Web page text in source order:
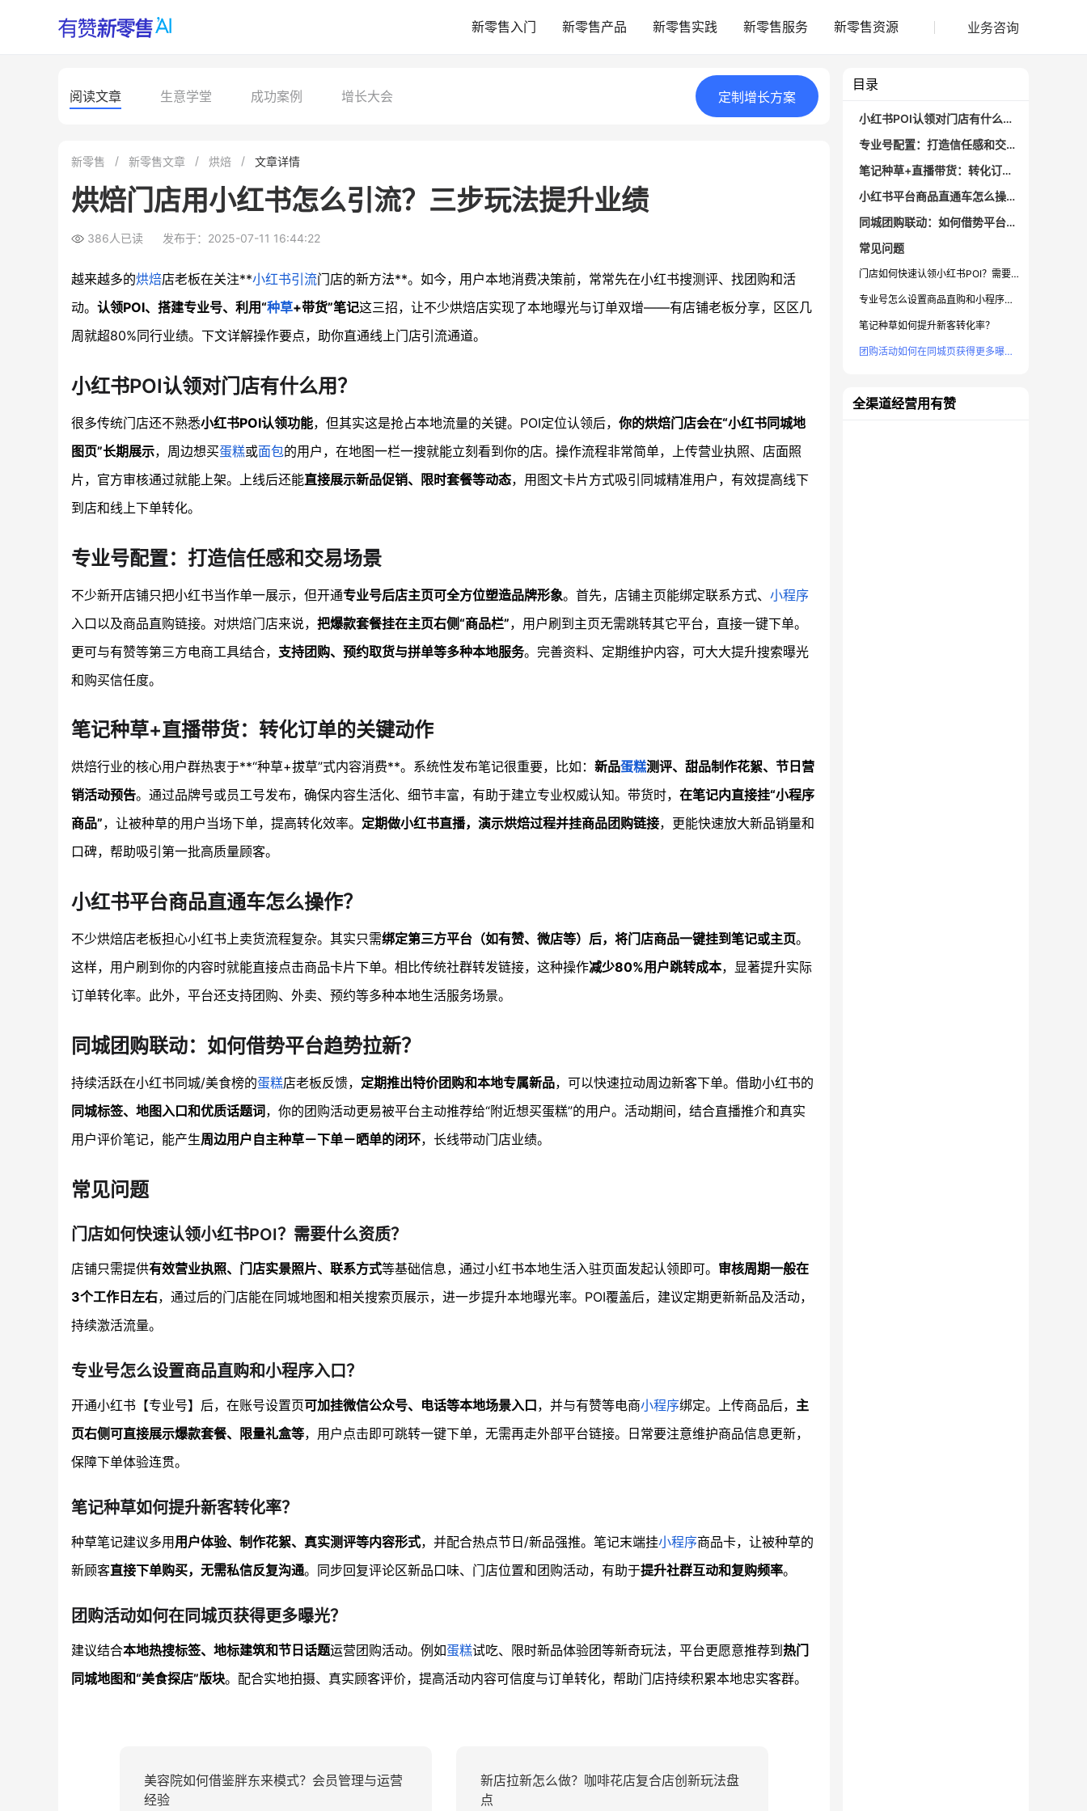
新零售入门 新零售产品 新零售实践 新零售服务 新零售资源 业务咨询
阅读文章 生意学堂 成功案例 增长大会 定制 增长方案
新零售 新零售文章 烘焙 文章详情
烘焙门店用小红书怎么引流？三步玩法提升业绩
386人已读 发布于：2025-07-11 16:44:22
越来越多的烘焙店老板在关注**小红书引流门店的新方法**。如今，用户本地消费决策前，常常先在小红书搜测评、找团购和活
动。 认领POI、搭建专业号、利用“种草+带货”笔记这三招，让不少烘焙店实现了本地曝光与订单双增——有店铺老板分享，区区几
周就超80%同行业绩。下文详解操作要点，助你直通线上门店引流通道。
小红书POI认领对门店有什么用？
很多传统门店还不熟悉小红书POI认领功能，但其实这是抢占本地流量的关键。POI定位认领后， 你的烘焙门店会在“小红书同城地
图页”长期展示，周边想买蛋糕或面包的用户，在地图一栏一搜就能立刻看到你的店。操作流程非常简单，上传营业执照、店面照
片，官方审核通过就能上架。上线后还能直接展示新品促销、限时套餐等动态，用图文卡片方式吸引同城精准用户，有效提高线下
到店和线上下单转化。
专业号配置：打造信任感和交易场景
不少新开店铺只把小红书当作单一展示，但开通专业号后店主页可全方位塑造品牌形象。首先，店铺主页能绑定联系方式、 小程序
入口以及商品直购链接。对烘焙门店来说， 把爆款套餐挂在主页右侧“商品栏”，用户刷到主页无需跳转其它平台，直接一键下单。
更可与有赞等第三方电商工具结合， 支持团购、预约取货与拼单等多种本地服务。完善资料、定期维护内容，可大大提升搜索曝光
和购买信任度。
笔记种草+直播带货：转化订单的关键动作
烘焙行业的核心用户群热衷于**“种草+拔草”式内容消费**。系统性发布笔记很重要，比如： 新品蛋糕测评、甜品制作花絮、节日营
销活动预告。通过品牌号或员工号发布，确保内容生活化、细节丰富，有助于建立专业权威认知。带货时， 在笔记内直接挂“小程序
商品”，让被种草的用户当场下单，提高转化效率。 定期做小红书直播，演示烘焙过程并挂商品团购链接，更能快速放大新品销量和
口碑，帮助吸引第一批高质量顾客。
小红书平台商品直通车怎么操作？
不少烘焙店老板担心小红书上卖货流程复杂。其实只需绑定第三方平台（如有赞、微店等）后，将门店商品一键挂到笔记或主页。
这样，用户刷到你的内容时就能直接点击商品卡片下单。相比传统社群转发链接，这种操作减少80%用户跳转成本，显著提升实际
订单转化率。此外，平台还支持团购、外卖、预约等多种本地生活服务场景。
同城团购联动：如何借势平台趋势拉新？
持续活跃在小红书同城/美食榜的蛋糕店老板反馈， 定期推出特价团购和本地专属新品，可以快速拉动周边新客下单。借助小红书的
同城标签、地图入口和优质话题词，你的团购活动更易被平台主动推荐给“附近想买蛋糕”的用户。活动期间，结合直播推介和真实
用户评价笔记，能产生周边用户自主种草－下单－晒单的闭环，长线带动门店业绩。
常见问题
门店如何快速认领小红书POI？需要什么资质？
店铺只需提供有效营业执照、门店实景照片、联系方式等基础信息，通过小红书本地生活入驻页面发起认领即可。 审核周期一般在
3个工作日左右，通过后的门店能在同城地图和相关搜索页展示，进一步提升本地曝光率。POI覆盖后，建议定期更新新品及活动，
持续激活流量。
专业号怎么设置商品直购和小程序入口？
开通小红书【专业号】后，在账号设置页可加挂微信公众号、电话等本地场景入口，并与有赞等电商小程序绑定。上传商品后， 主
页右侧可直接展示爆款套餐、限量礼盒等，用户点击即可跳转一键下单，无需再走外部平台链接。日常要注意维护商品信息更新，
保障下单体验连贯。
笔记种草如何提升新客转化率？
种草笔记建议多用用户体验、制作花絮、真实测评等内容形式，并配合热点节日/新品强推。笔记末端挂小程序商品卡，让被种草的
新顾客直接下单购买，无需私信反复沟通。同步回复评论区新品口味、门店位置和团购活动，有助于提升社群互动和复购频率。
团购活动如何在同城页获得更多曝光？
建议结合本地热搜标签、地标建筑和节日话题运营团购活动。例如蛋糕试吃、限时新品体验团等新奇玩法，平台更愿意推荐到热门
同城地图和“美食探店”版块。配合实地拍摄、真实顾客评价，提高活动内容可信度与订单转化，帮助门店持续积累本地忠实客群。
美容院如何借鉴胖东来模式？会员管理与运营
经验
新店拉新怎么做？咖啡花店复合店创新玩法盘
点
目录
小红书POI认领对门店有什么用？
专业号配置：打造信任感和交易场景
笔记种草+直播带货：转化订单的关键动作
小红书平台商品直通车怎么操作？
同城团购联动：如何借势平台趋势拉新？
常见问题
门店如何快速认领小红书POI？需要什么资质？
专业号怎么设置商品直购和小程序入口？
笔记种草如何提升新客转化率？
团购活动如何在同城页获得更多曝光？
全渠道经营用有赞